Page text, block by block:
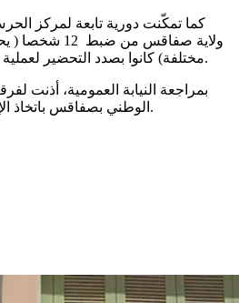
كما تمكّنت دورية تابعة لمركز
ولاية صفاقس
مختلفة) كانوا بصدد التحضير لعملية إجتياز للحدود البحرية خلسة.
بمراجعة النيابة العمومية، أذنت
الوطني بصفاقس باتخاذ الإجراءات القانونية في شأنهم.